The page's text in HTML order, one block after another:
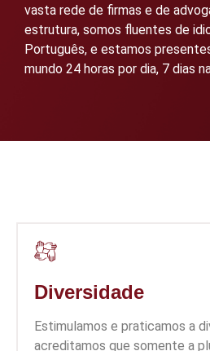
vasta rede de firmas e de
estrutura, somos fluentes de
Português, e estamos
mundo 24 horas por dia, 7 dias
Diversidade​
Estimulamos e praticamos a
acreditamos que somente a